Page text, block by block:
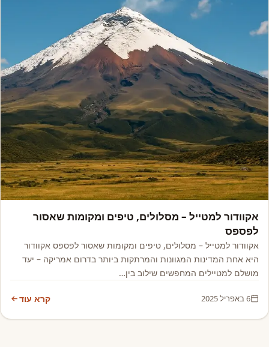
אקוודור למטייל – מסלולים, טיפים ומקומות שאסור
לפספס
אקוודור למטייל – מסלולים, טיפים ומקומות שאסור לפספס אקוודור
היא אחת המדינות המגוונות והמרתקות ביותר בדרום אמריקה – יעד
מושלם למטיילים המחפשים שילוב בין…
6 באפריל 2025 קרא עוד